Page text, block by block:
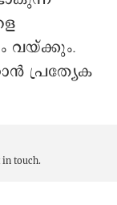
വയ്ക്കും.
പ്രത്യേക
in touch.